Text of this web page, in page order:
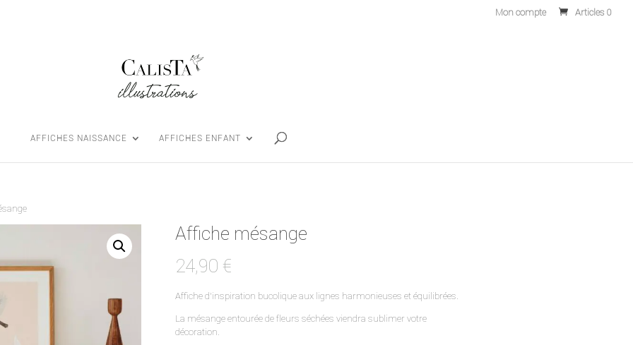
Mon compte Articles 0
AFFICHES NAISSANCE AFFICHES ENFANT
Affiche mésange
24,90 €
Affiche d’inspiration bucolique aux lignes harmonieuses et équilibrées.
La mésange entourée de fleurs séchées viendra sublimer votre
décoration.